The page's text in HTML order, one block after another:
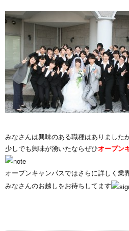
みなさんは興味のある職種はありました
少しでも興味が湧いたならぜひオープン
オープンキャンパスではさらに詳しく業
みなさんのお越しをお待ちしてます